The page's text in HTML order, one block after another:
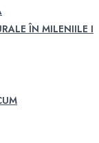
ÎN MILENIILE I